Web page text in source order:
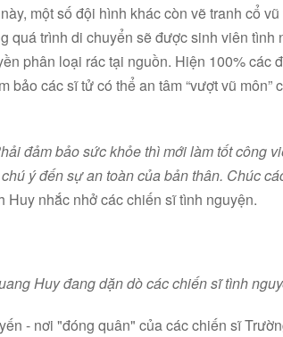
một số đội hình khác còn vẽ tranh cổ
quá trình di chuyển sẽ được sinh viên tình
phân loại rác tại nguồn. Hiện 100% các
bảo các sĩ tử có thể an tâm “vượt vũ môn”
đảm bảo sức khỏe thì mới làm tốt công
ý đến sự an toàn của bản thân. Chúc
Huy nhắc nhở các chiến sĩ tình nguyện.
Huy đang dặn dò các chiến sĩ tình
- nơi "đóng quân" của các chiến sĩ